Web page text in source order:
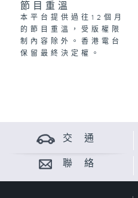
節目重溫
本平台提供過往12個月
的節目重溫，受版權限
制內容除外。香港電台
保留最終決定權。
交 通
聯 絡